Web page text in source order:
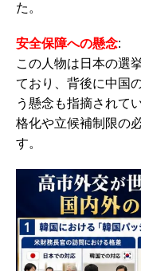
た。
安全保障への懸念:
この人物は日本の選
ており、背後に中国
う懸念も指摘されて
格化や立候補制限の
す。